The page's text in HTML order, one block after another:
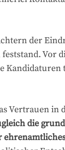
der
Vor
Vertrauen in
die